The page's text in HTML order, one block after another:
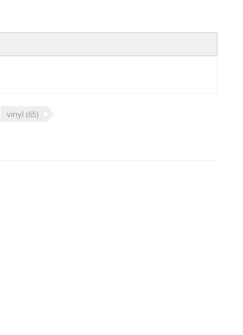
vinyl (65)